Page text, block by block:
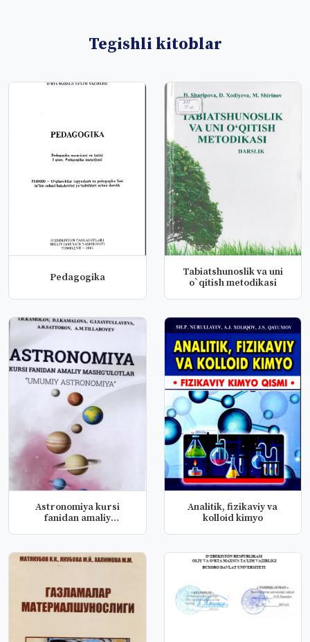
Tegishli kitoblar
Pedagogika
Tabiatshunoslik va uni
o`qitish metodikasi
Astronomiya kursi
fanidan amaliy
Analitik, fizikaviy va
kolloid kimyo